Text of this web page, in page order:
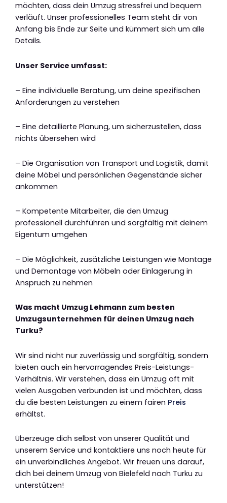
möchten, dass dein Umzug stressfrei und bequem
verläuft. Unser professionelles Team steht dir von
Anfang bis Ende zur Seite und kümmert sich um alle
Details.
Unser Service umfasst:
– Eine individuelle Beratung, um deine spezifischen
Anforderungen zu verstehen
– Eine detaillierte Planung, um sicherzustellen, dass
nichts übersehen wird
– Die Organisation von Transport und Logistik, damit
deine Möbel und persönlichen Gegenstände sicher
ankommen
– Kompetente Mitarbeiter, die den Umzug
professionell durchführen und sorgfältig mit deinem
Eigentum umgehen
– Die Möglichkeit, zusätzliche Leistungen wie Montage
und Demontage von Möbeln oder Einlagerung in
Anspruch zu nehmen
Was macht Umzug Lehmann zum besten
Umzugsunternehmen für deinen Umzug nach
Turku?
Wir sind nicht nur zuverlässig und sorgfältig, sondern
bieten auch ein hervorragendes Preis-Leistungs-
Verhältnis. Wir verstehen, dass ein Umzug oft mit
vielen Ausgaben verbunden ist und möchten, dass
du die besten Leistungen zu einem fairen Preis
erhältst.
Überzeuge dich selbst von unserer Qualität und
unserem Service und kontaktiere uns noch heute für
ein unverbindliches Angebot. Wir freuen uns darauf,
dich bei deinem Umzug von Bielefeld nach Turku zu
unterstützen!